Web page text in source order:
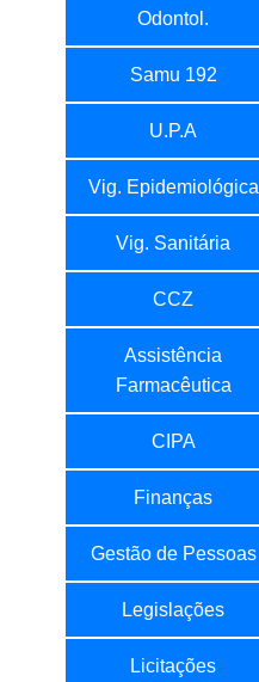
Odontol.
Samu 192
U.P.A
Vig. Epidemiológica
Vig. Sanitária
CCZ
Assistência
Farmacêutica
CIPA
Finanças
Gestão de Pessoas
Legislações
Licitações